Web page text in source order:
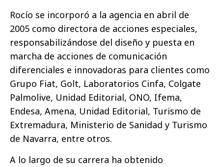
Rocío se incorporó a la agencia en abril de
2005 como directora de acciones especiales,
responsabilizándose del diseño y puesta en
marcha de acciones de comunicación
diferenciales e innovadoras para clientes como
Grupo Fiat, Golt, Laboratorios Cinfa, Colgate
Palmolive, Unidad Editorial, ONO, Ifema,
Endesa, Amena, Unidad Editorial, Turismo de
Extremadura, Ministerio de Sanidad y Turismo
de Navarra, entre otros.
A lo largo de su carrera ha obtenido